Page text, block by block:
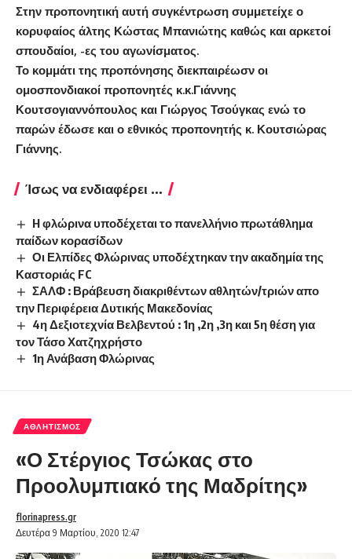
Στην προπονητική αυτή συγκέντρωση συμμετείχε ο
κορυφαίος άλτης Κώστας Μπανιώτης καθώς και αρκετοί
σπουδαίοι, -ες του αγωνίσματος.
Το κομμάτι της προπόνησης διεκπαιρέωσν οι
ομοσπονδιακοί προπονητές κ.κ.Γιάννης
Κουτσογιαννόπουλος και Γιώργος Τσούγκας ενώ το
παρών έδωσε και ο εθνικός προπονητής κ. Κουτσιώρας
Γιάννης.
Ίσως να ενδιαφέρει ...
H φλώρινα υποδέχεται το πανελλήνιο πρωτάθλημα
παίδων κορασίδων
Οι Ελπίδες Φλώρινας υποδέχτηκαν την ακαδημία της
Καστοριάς FC
ΣΑΛΦ : Βράβευση διακριθέντων αθλητών/τριών απο
την Περιφέρεια Δυτικής Μακεδονίας
4η Δεξιοτεχνία Βελβεντού : 1η ,2η ,3η και 5η θέση για
τον Τάσο Χατζηχρήστο
1η Ανάβαση Φλώρινας
ΑΘΛΗΤΙΣΜΌΣ
«Ο Στέργιος Τσώκας στο
Προολυμπιακό της Μαδρίτης»
Δευτέρα 9 Μαρτίου, 2020 12:47
florinapress.gr